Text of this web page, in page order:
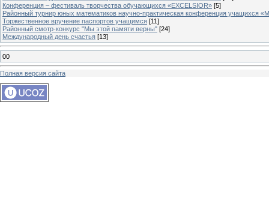
Конференция – фестиваль творчества обучающихся «EXCELSIOR» [5]
Районный турнир юных математиков научно-практическая конференция учащихся
Торжественное вручение паспортов учащимся [11]
Районный смотр-конкурс "Мы этой памяти верны" [24]
Международный день счастья [13]
00
Полная версия сайта